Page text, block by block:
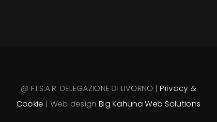
@ F.I.S.A.R. DELEGAZIONE DI LIVORNO |Privacy &
Cookie | Web design Big Kahuna Web Solutions